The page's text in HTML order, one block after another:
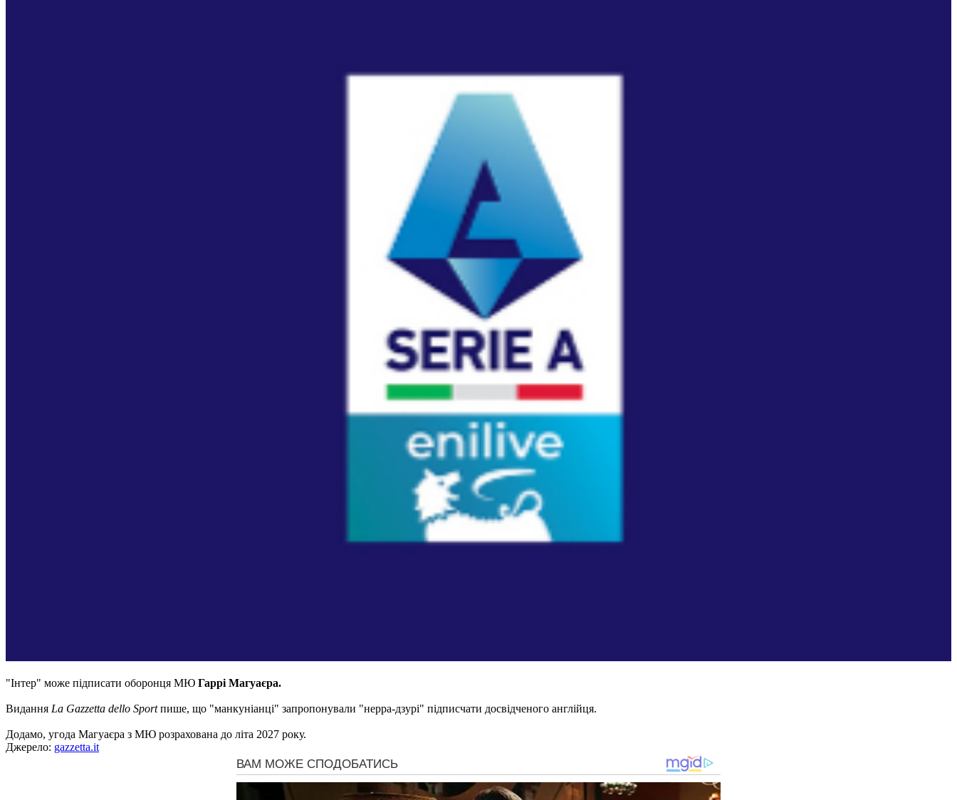
"Інтер" може підписати оборонця МЮ Гаррі Магуаєра.
Видання La Gazzetta dello Sportпише, що "манкуніанці" запропонували "нерра-дзурі" підписчати досвідченого англійця.
Додамо, угода Магуаєра з МЮ розрахована до літа 2027 року.
Джерело: gazzetta.it